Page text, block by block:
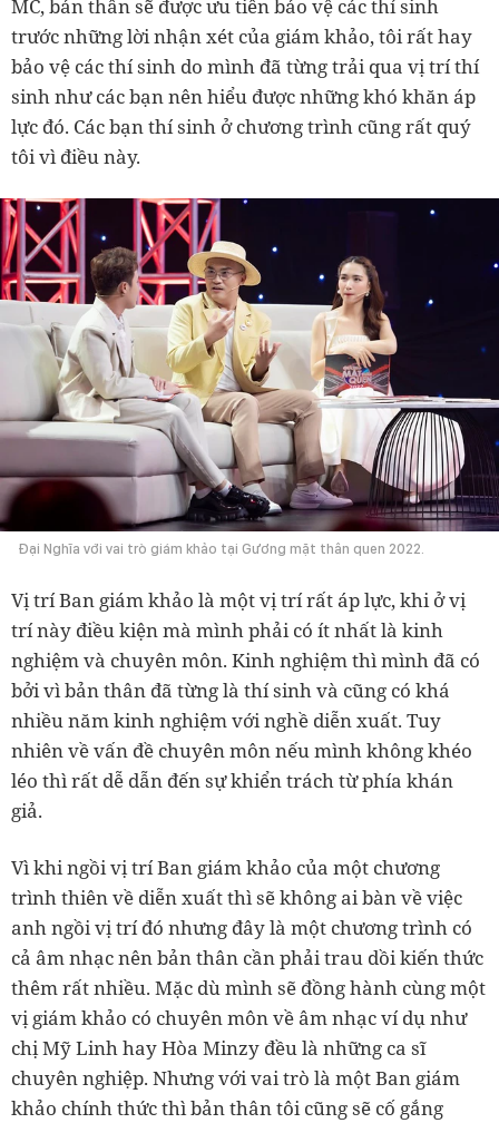
MC, bản thân sẽ được ưu tiên bảo vệ các thí sinh
trước những lời nhận xét của giám khảo, tôi rất hay
bảo vệ các thí sinh do mình đã từng trải qua vị trí thí
sinh như các bạn nên hiểu được những khó khăn áp
lực đó. Các bạn thí sinh ở chương trình cũng rất quý
tôi vì điều này.
Đại Nghĩa với vai trò giám khảo tại Gương mặt thân quen 2022.
Vị trí Ban giám khảo là một vị trí rất áp lực, khi ở vị
trí này điều kiện mà mình phải có ít nhất là kinh
nghiệm và chuyên môn. Kinh nghiệm thì mình đã có
bởi vì bản thân đã từng là thí sinh và cũng có khá
nhiều năm kinh nghiệm với nghề diễn xuất. Tuy
nhiên về vấn đề chuyên môn nếu mình không khéo
léo thì rất dễ dẫn đến sự khiển trách từ phía khán
giả.
Vì khi ngồi vị trí Ban giám khảo của một chương
trình thiên về diễn xuất thì sẽ không ai bàn về việc
anh ngồi vị trí đó nhưng đây là một chương trình có
cả âm nhạc nên bản thân cần phải trau dồi kiến thức
thêm rất nhiều. Mặc dù mình sẽ đồng hành cùng một
vị giám khảo có chuyên môn về âm nhạc ví dụ như
chị Mỹ Linh hay Hòa Minzy đều là những ca sĩ
chuyên nghiệp. Nhưng với vai trò là một Ban giám
khảo chính thức thì bản thân tôi cũng sẽ cố gắng